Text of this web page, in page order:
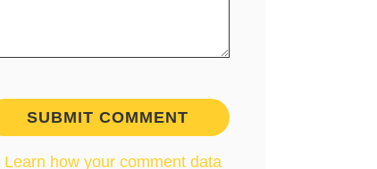
Learn how your comment data